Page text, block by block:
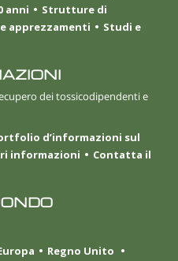
anni
Strutture di
apprezzamenti
Studi e
dei tossicodipendenti e
d’informazioni sul
informazioni
Contatta il
Regno Unito